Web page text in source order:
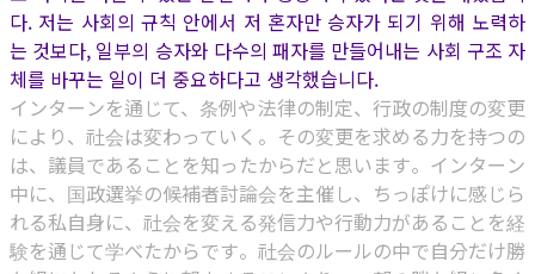
다. 저는 사회의 규칙 안에서 저 혼자만 승자가 되기 위해 노력하
는 것보다, 일부의 승자와 다수의 패자를 만들어내는 사회 구조 자
체를 바꾸는 일이 더 중요하다고 생각했습니다.
インターンを通じて、条例や法律の制定、行政の制度の変更
により、社会は変わっていく。その変更を求める力を持つの
は、議員であることを知ったからだと思います。インターン
中に、国政選挙の候補者討論会を主催し、ちっぽけに感じら
れる私自身に、社会を変える発信力や行動力があることを経
験を通じて学べたからです。社会のルールの中で自分だけ勝